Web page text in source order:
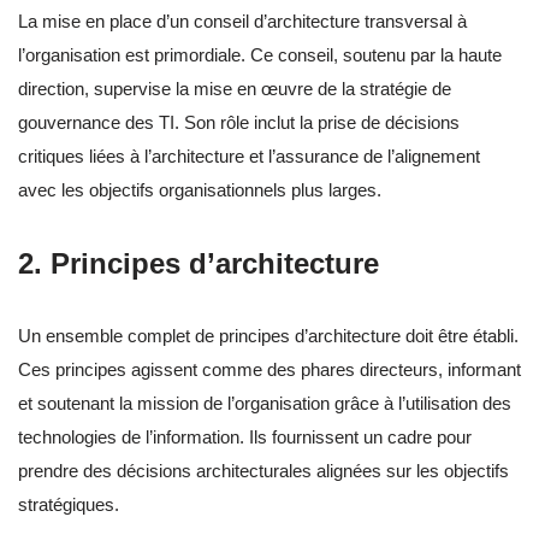
La mise en place d’un conseil d’architecture transversal à
l’organisation est primordiale. Ce conseil, soutenu par la haute
direction, supervise la mise en œuvre de la stratégie de
gouvernance des TI. Son rôle inclut la prise de décisions
critiques liées à l’architecture et l’assurance de l’alignement
avec les objectifs organisationnels plus larges.
2. Principes d’architecture
Un ensemble complet de principes d’architecture doit être établi.
Ces principes agissent comme des phares directeurs, informant
et soutenant la mission de l’organisation grâce à l’utilisation des
technologies de l’information. Ils fournissent un cadre pour
prendre des décisions architecturales alignées sur les objectifs
stratégiques.